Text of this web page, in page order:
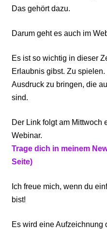
Das gehört dazu.
Darum geht es auch im
Es ist so wichtig in dieser
Erlaubnis gibst. Zu
Ausdruck zu bringen, die
sind.
Der Link folgt am Mittwoch
Webinar.
Trage dich in meinem
Seite)
Ich freue mich, wenn du
bist!
Es wird eine Aufzeichnung